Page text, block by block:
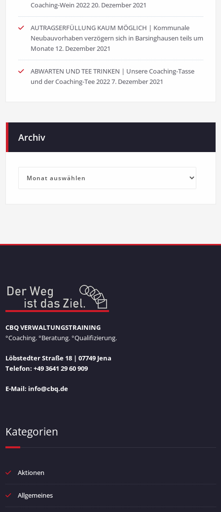
Coaching-Wein 202220. Dezember 2021
AUTRAGSERFÜLLUNG KAUM MÖGLICH | Kommunale
Neubauvorhaben verzögern sich in Barsinghausen teils um
Monate 12. Dezember 2021
ABWARTEN UND TEE TRINKEN | Unsere Coaching-Tasse
und der Coaching-Tee 20227. Dezember 2021
Archiv
CBQ VERWALTUNGSTRAINING
°Coaching. °Beratung. °Qualifizierung.
Löbstedter Straße 18 | 07749 Jena
Telefon: +49 3641 29 60 909
E-Mail: info@cbq.de
Kategorien
Aktionen
Allgemeines